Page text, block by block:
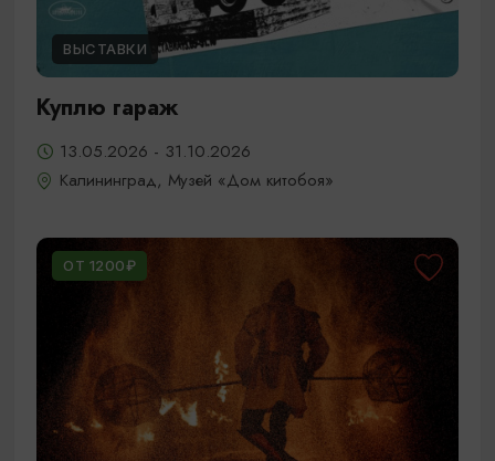
ВЫСТАВКИ
Куплю гараж
13.05.2026 - 31.10.2026
Калининград, Музей «Дом китобоя»
ОТ 1200₽